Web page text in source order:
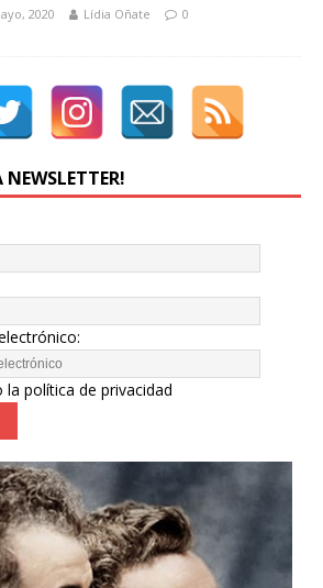
2020 Lídia Oñate 0
NEWSLETTER!
la política de privacidad